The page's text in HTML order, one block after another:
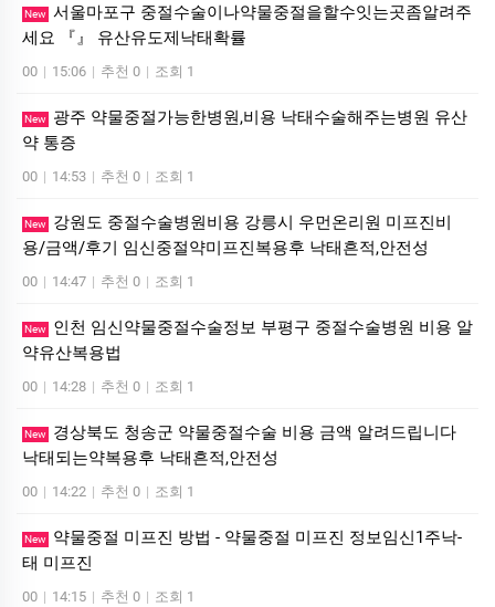
New 서울마포구 중절수술이나약물중절을할수잇는곳좀알려주
세요 『』 유산유도제낙태확률
00 | 15:06 | 추천 0 | 조회 1
New
광주 약물중절가능한병원,비용 낙태수술해주는병원 유산
약 통증
00 | 14:53 | 추천 0 | 조회 1
New
강원도 중절수술병원비용 강릉시 우먼온리원 미프진비
용/금액/후기 임신중절약미프진복용후 낙태흔적,안전성
00 | 14:47 | 추천 0 | 조회 1
New
인천 임신약물중절수술정보 부평구 중절수술병원 비용 알
약유산복용법
00 | 14:28 | 추천 0 | 조회 1
New
경상북도 청송군 약물중절수술 비용 금액 알려드립니다
낙태되는약복용후 낙태흔적,안전성
00 | 14:22 | 추천 0 | 조회 1
New
약물중절 미프진 방법 - 약물중절 미프진 정보임신1주낙­
태 미­프진
00 | 14:15 | 추천 0 | 조회 1